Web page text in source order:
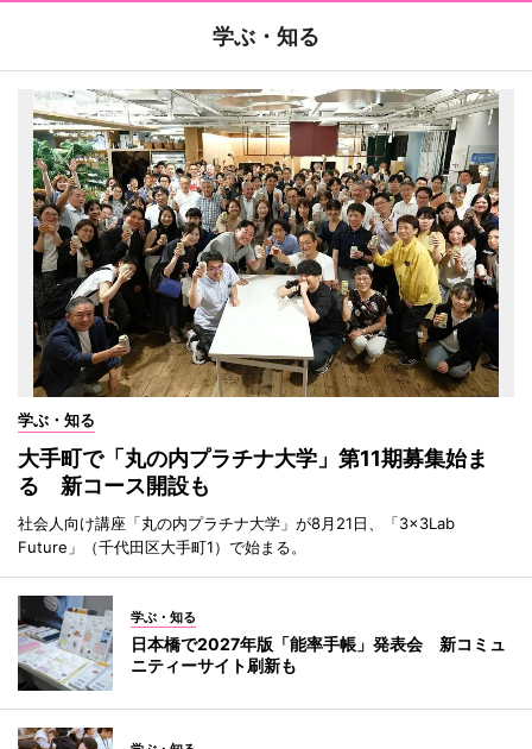
学ぶ・知る
学ぶ・知る
大手町で「丸の内プラチナ大学」第11期募集始ま
る 新コース開設も
社会人向け講座「丸の内プラチナ大学」が8月21日、「3×3Lab
Future」（千代田区大手町1）で始まる。
学ぶ・知る
日本橋で2027年版「能率手帳」発表会 新コミュ
ニティーサイト刷新も